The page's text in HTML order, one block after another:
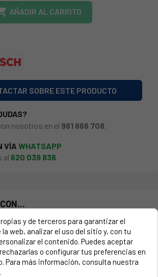
AÑADIR AL CARRITO
SOBRE ESTE PRODUCTO
nosotros en el 981 866 708
VÍA WHATSAPP
al 620 039 836.
lo encontrarás en la etiqueta de tu
Suele estar formado por números y
y de terceros para garantizar el
web, analizar el uso del sitio y, con tu
el contenido. Puedes aceptar
o configurar tus preferencias en
Para más información, consulta nuestra